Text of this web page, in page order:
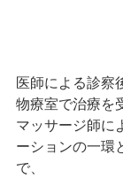
医師による診察
物療室で治療を
マッサージ師に
ーションの一環
で、